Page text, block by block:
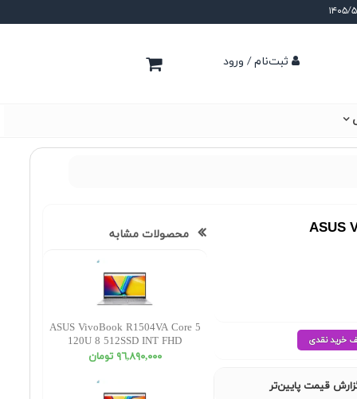
ثبت‌نام / ورود
ASUS
قیمت پایین‌تر
محصولات مشابه
ASUS VivoBook R1504VA Core 5
120U 8 512SSD INT FHD
٩٦,٨٩٠,٠٠٠ تومان